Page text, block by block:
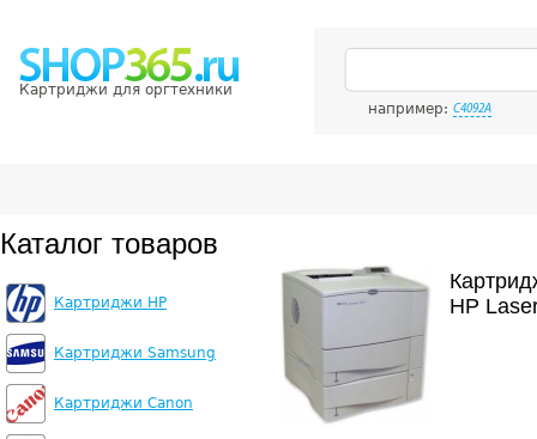
Картриджи для оргтехники
например: C4092A
Каталог товаров
Картриджи HP
Картриджи Samsung
Картриджи Canon
HP